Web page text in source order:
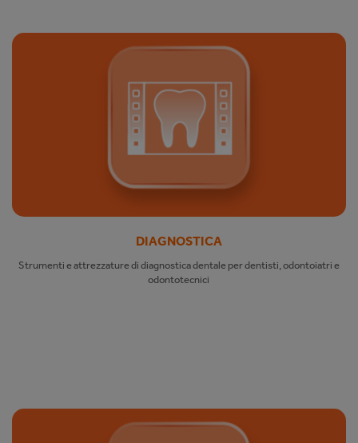
DIAGNOSTICA
Strumenti e attrezzature di diagnostica dentale per dentisti, odontoiatri e
odontotecnici